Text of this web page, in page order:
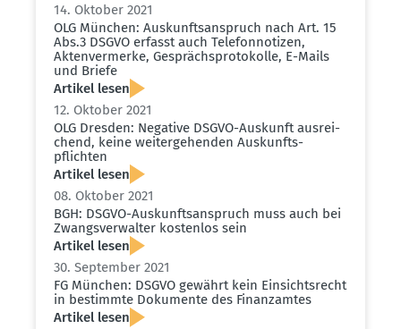
14. Oktober 2021
OLG München: Auskunfts­an­spruch nach Art. 15
Abs.3 DSGVO erfasst auch Telefon­no­tizen,
Akten­ver­merke, Gesprächs­pro­to­kolle, E-Mails
und Briefe
Artikel lesen
12. Oktober 2021
OLG Dresden: Negative DSGVO-Auskunft ausrei­
chend, keine weiter­ge­henden Auskunfts­
pflichten
Artikel lesen
08. Oktober 2021
BGH: DSGVO-Auskunfts­an­spruch muss auch bei
Zwangs­ver­walter kostenlos sein
Artikel lesen
30. September 2021
FG München: DSGVO gewährt kein Einsichts­recht
in bestimmte Dokumente des Finanz­amtes
Artikel lesen